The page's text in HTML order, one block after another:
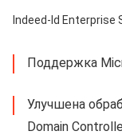
Indeed-Id Enterprise
Поддержка
Улучшена
Domain